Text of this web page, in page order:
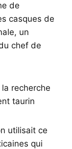
de
casques de
un
chef de
recherche
taurin
utilisait ce
qui